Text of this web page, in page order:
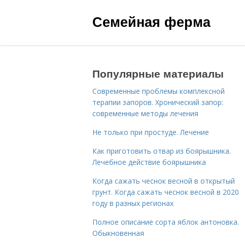
Семейная ферма
Популярные материалы
Современные проблемы комплексной
терапии запоров. Хронический запор:
современные методы лечения
Не только при простуде. Лечение
Как приготовить отвар из боярышника.
Лечебное действие боярышника
Когда сажать чеснок весной в открытый
грунт. Когда сажать чеснок весной в 2020
году в разных регионах
Полное описание сорта яблок антоновка.
Обыкновенная